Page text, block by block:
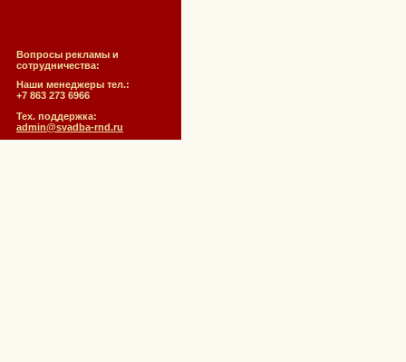
Вопросы рекламы и
сотрудничества:
Наши менеджеры тел.:
+7 863 273 6966
Тех. поддержка:
admin@svadba-rnd.ru